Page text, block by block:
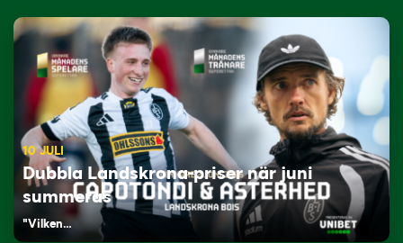
10 JULI
Dubbla Landskrona-priser när juni
summeras
"Vilken…